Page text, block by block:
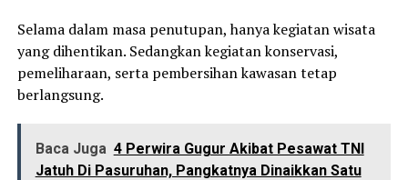
Selama dalam masa penutupan, hanya kegiatan wisata
yang dihentikan. Sedangkan kegiatan konservasi,
pemeliharaan, serta pembersihan kawasan tetap
berlangsung.
Baca Juga 4 Perwira Gugur Akibat Pesawat TNI
Jatuh Di Pasuruhan, Pangkatnya Dinaikkan Satu